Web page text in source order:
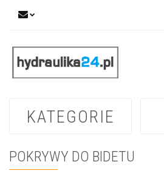
KATEGORIE
POKRYWY DO BIDETU